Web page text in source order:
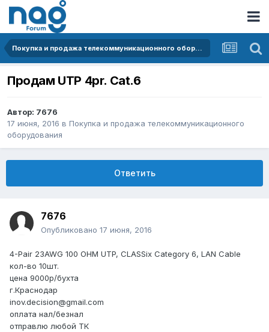
Покупка и продажа телекоммуникационного оборудования
Продам UTP 4pr. Cat.6
Автор: 7676
17 июня, 2016 в Покупка и продажа телекоммуникационного
оборудования
Ответить
7676
Опубликовано 17 июня, 2016
4-Pair 23AWG 100 OHM UTP, CLASSix Category 6, LAN Cable
кол-во 10шт.
цена 9000р/бухта
г.Краснодар
inov.decision@gmail.com
оплата нал/безнал
отправлю любой ТК